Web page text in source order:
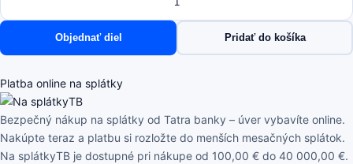
Xiaomi
Redmi
Note
5G
2312DRAABC
-
Batériový
Kryt
Objednať diel Pridať do košíka
Platba online na splátky
Bezpečný nákup na splátky od Tatra banky – úver vybavíte online.
Nakúpte teraz a platbu si rozložte do menších mesačných splátok.
Na splátkyTB je dostupné pri nákupe od 100,00 € do 40 000,00 €.